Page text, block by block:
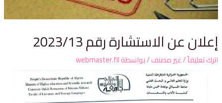
عن الاستشارة رقم 2023/13
تعليقاً/غير مصنف/ بواسطةwebmaster.fll